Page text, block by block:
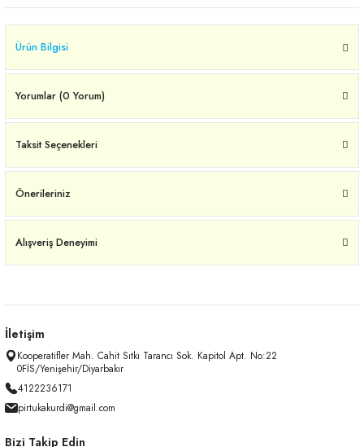
Ürün Bilgisi
Yorumlar (0 Yorum)
Taksit Seçenekleri
Önerileriniz
Alışveriş Deneyimi
İletişim
Kooperatifler Mah. Cahit Sıtkı Tarancı Sok. Kapitol Apt. No:22
0FİS/Yenişehir/Diyarbakır
4122236171
pirtukakurdi@gmail.com
Bizi Takip Edin